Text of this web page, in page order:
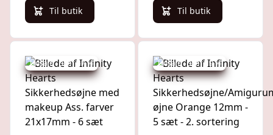
Til butik Til butik
Udsalg - spar 67 % Udsalg - spar 79 %